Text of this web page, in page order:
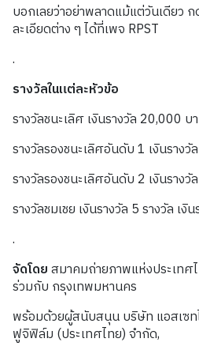
บอกเลยว่าอย่าพลาดแม้แต่วันเดียว
ละเอียดต่าง ๆ ได้ที่เพจ RPST
.
รางวัลในแต่ละหัวข้อ
รางวัลชนะเลิศ เงินรางวัล 20,000 บ
รางวัลรองชนะเลิศอันดับ 1 เงินราง
รางวัลรองชนะเลิศอันดับ 2 เงินราง
รางวัลชมเชย เงินรางวัล 5 รางวัล เ
.
จัดโดยสมาคมถ่ายภาพแห่งประเทศ
ร่วมกับ กรุงเทพมหานคร
พร้อมด้วยผู้สนับสนุน บริษัท แอสเซ
ฟูจิฟิล์ม (ประเทศไทย) จำกัด,